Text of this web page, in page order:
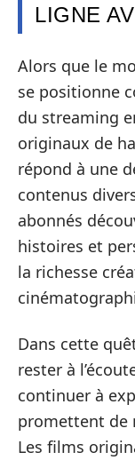
LIGNE
Alors que le
se positionne
du streaming
originaux de
répond à une
contenus
abonnés
histoires et
la richesse
Dans cette
rester à
continuer à
promettent de
Les films